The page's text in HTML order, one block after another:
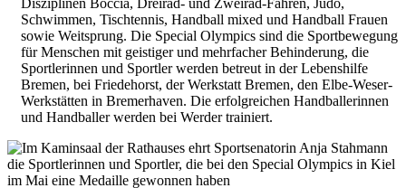
Disziplinen Boccia, Dreirad- und Zweirad-Fahren, Judo,
Schwimmen, Tischtennis, Handball mixed und Handball Frauen
sowie Weitsprung. Die Special Olympics sind die Sportbewegung
für Menschen mit geistiger und mehrfacher Behinderung, die
Sportlerinnen und Sportler werden betreut in der Lebenshilfe
Bremen, bei Friedehorst, der Werkstatt Bremen, den Elbe-Weser-
Werkstätten in Bremerhaven. Die erfolgreichen Handballerinnen
und Handballer werden bei Werder trainiert.